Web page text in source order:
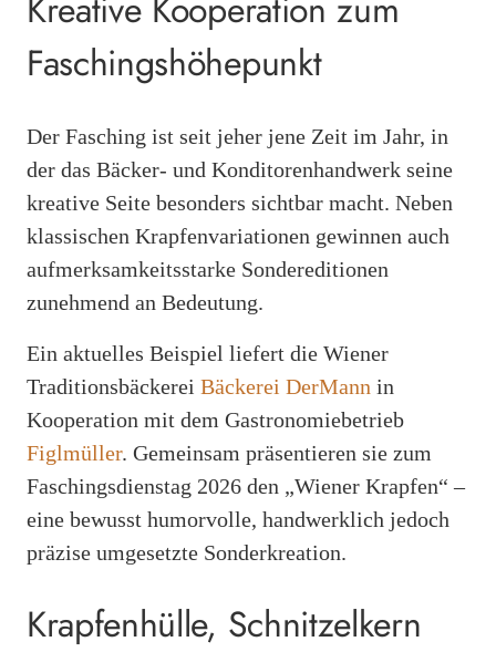
Faschingshöhepunkt
Der Fasching ist seit jeher jene Zeit im Jahr, in
der das Bäcker- und Konditorenhandwerk seine
kreative Seite besonders sichtbar macht. Neben
klassischen Krapfenvariationen gewinnen auch
aufmerksamkeitsstarke Sondereditionen
zunehmend an Bedeutung.
Ein aktuelles Beispiel liefert die Wiener
Traditionsbäckerei Bäckerei DerMann in
Kooperation mit dem Gastronomiebetrieb
Figlmüller. Gemeinsam präsentieren sie zum
Faschingsdienstag 2026 den „Wiener Krapfen“ –
eine bewusst humorvolle, handwerklich jedoch
präzise umgesetzte Sonderkreation.
Krapfenhülle, Schnitzelkern